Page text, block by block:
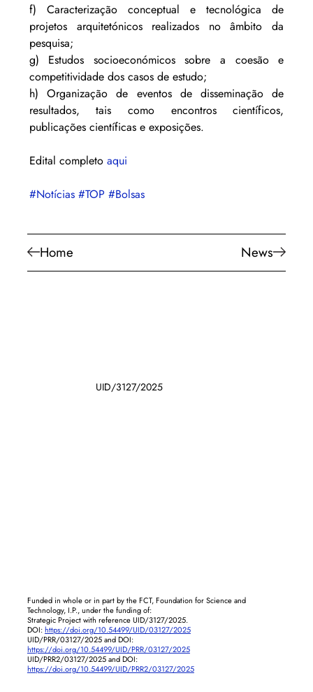
Home News
f) Caracterização conceptual e tecnológica de
projetos arquitetónicos realizados no âmbito da
pesquisa;
g) Estudos socioeconómicos sobre a coesão e
competitividade dos casos de estudo;
h) Organização de eventos de disseminação de
resultados, tais como encontros científicos,
publicações científicas e exposições.
Edital completo aqui
#Notícias #TOP #Bolsas
UID/3127/2025
Funded in whole or in part by the FCT, Foundation for Science and
Technology, I.P., under the funding of:
Strategic Project with reference UID/3127/2025.
DOI:https://doi.org/10.54499/UID/03127/2025
UID/PRR/03127/2025 and DOI:
https://doi.org/10.54499/UID/PRR/03127/2025
UID/PRR2/03127/2025 and DOI:
https://doi.org/10.54499/UID/PRR2/03127/2025